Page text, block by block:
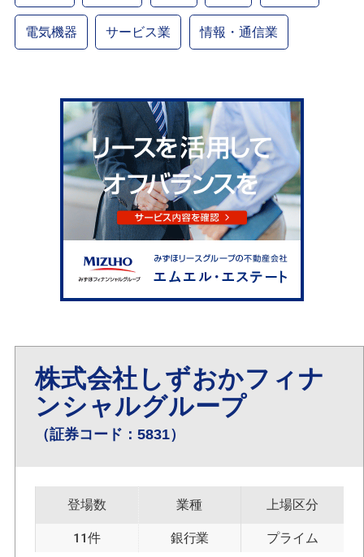
電気機器 サービス業 情報・通信業
株式会社しずおかフィナ
ンシャルグループ
（証券コード：5831）
登場数
11件
業種
銀行業
上場区分
プライム